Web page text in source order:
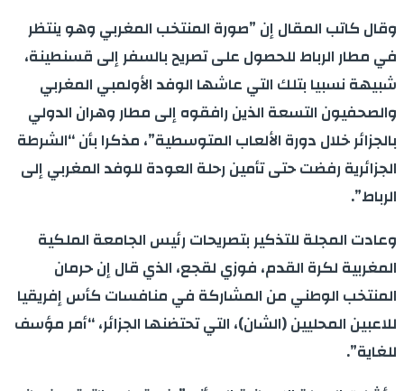
وقال كاتب المقال إن ”صورة المنتخب المغربي وهو ينتظر
في مطار الرباط للحصول على تصريح بالسفر إلى قسنطينة،
شبيهة نسبيا بتلك التي عاشها الوفد الأولمبي المغربي
والصحفيون التسعة الذين رافقوه إلى مطار وهران الدولي
بالجزائر خلال دورة الألعاب المتوسطية”، مذكرا بأن “الشرطة
الجزائرية رفضت حتى تأمين رحلة العودة للوفد المغربي إلى
الرباط”.
وعادت المجلة للتذكير بتصريحات رئيس الجامعة الملكية
المغربية لكرة القدم، فوزي لقجع، الذي قال إن حرمان
المنتخب الوطني من المشاركة في منافسات كأس إفريقيا
للاعبين المحليين (الشان)، التي تحتضنها الجزائر، “أمر مؤسف
للغاية”.